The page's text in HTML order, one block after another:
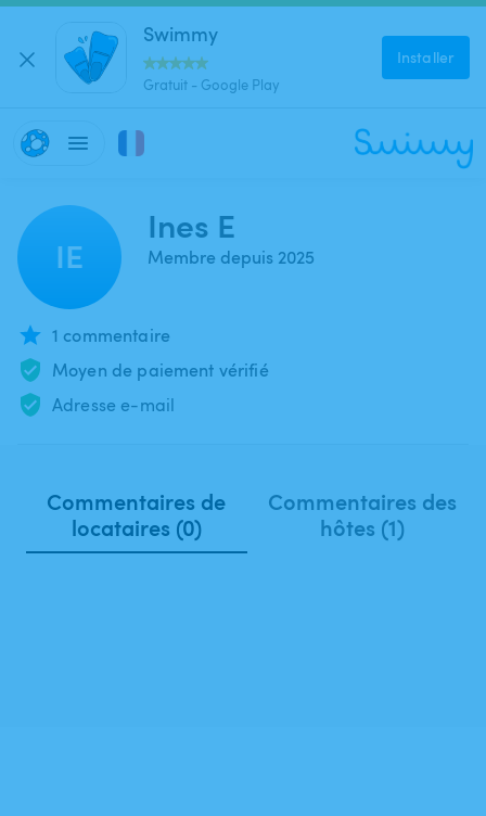
Swimmy
Gratuit - Google Play
Installer
IE
Ines E
Membre depuis 2025
1 commentaire
Moyen de paiement vérifié
Adresse e-mail
Commentaires de
locataires (0)
Commentaires des
hôtes (1)